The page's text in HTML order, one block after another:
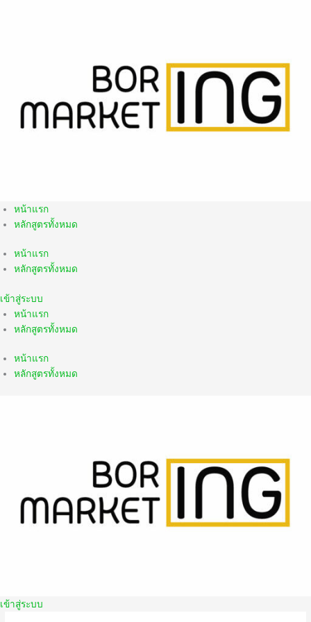
หน้าแรก
หลักสูตรทั้งหมด
หน้าแรก
หลักสูตรทั้งหมด
เข้าสู่ระบบ
หน้าแรก
หลักสูตรทั้งหมด
หน้าแรก
หลักสูตรทั้งหมด
เข้าสู่ระบบ